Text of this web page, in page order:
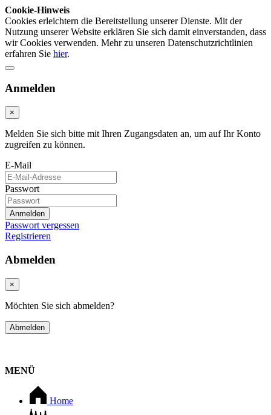
Cookie-Hinweis
Cookies erleichtern die Bereitstellung unserer Dienste. Mit der
Nutzung unserer Website erklären Sie sich damit einverstanden, dass
wir Cookies verwenden. Mehr zu unseren Datenschutzrichtlinien
erfahren Sie hier.
Anmelden
×
Melden Sie sich bitte mit Ihren Zugangsdaten an, um auf Ihr Konto
zugreifen zu können.
E-Mail
Passwort
Anmelden
Passwort vergessen
Registrieren
Abmelden
×
Möchten Sie sich abmelden?
Abmelden
MENÜ
Home